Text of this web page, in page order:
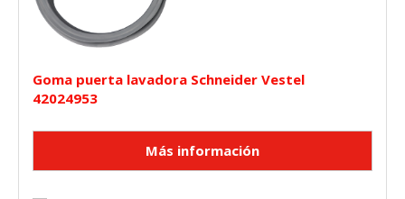
Goma puerta lavadora Schneider Vestel
42024953